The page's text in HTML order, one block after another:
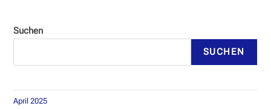
Suchen
SUCHEN
April 2025